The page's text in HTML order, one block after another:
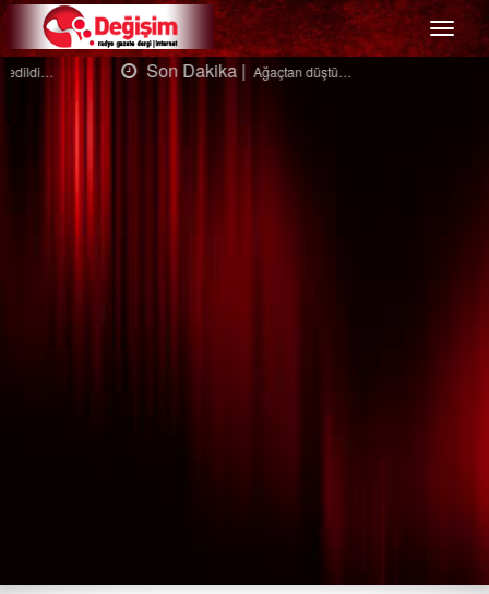
Menü
Son Dakika | Ağaçtan düştü…